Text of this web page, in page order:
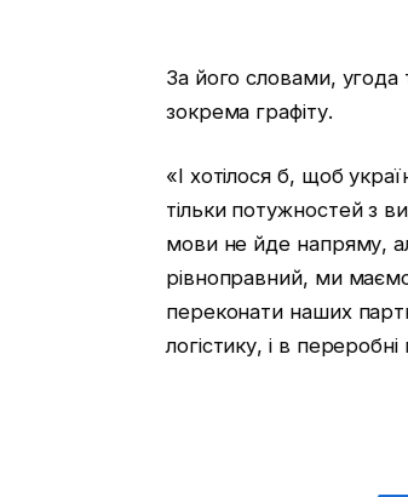
За його словами, угода
зокрема графіту.
«І хотілося б, щоб
тільки потужностей з
мови не йде напряму,
рівноправний, ми
переконати наших
логістику, і в